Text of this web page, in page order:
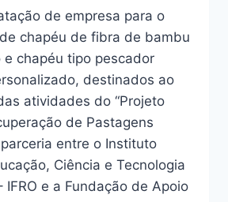
de empresa para o
chapéu de fibra de bambu
e chapéu tipo pescador
destinados ao
atividades do “Projeto
de Pastagens
entre o Instituto
Ciência e Tecnologia
IFRO e a Fundação de Apoio